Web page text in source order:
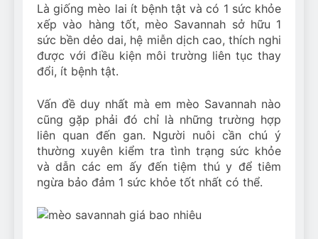
Là giống mèo lai ít bệnh tật và có 1 sức khỏe
xếp vào hàng tốt, mèo Savannah sở hữu 1
sức bền dẻo dai, hệ miễn dịch cao, thích nghi
được với điều kiện môi trường liên tục thay
đổi, ít bệnh tật.
Vấn đề duy nhất mà em mèo Savannah nào
cũng gặp phải đó chỉ là những trường hợp
liên quan đến gan. Người nuôi cần chú ý
thường xuyên kiểm tra tình trạng sức khỏe
và dẫn các em ấy đến tiệm thú y để tiêm
ngừa bảo đảm 1 sức khỏe tốt nhất có thể.